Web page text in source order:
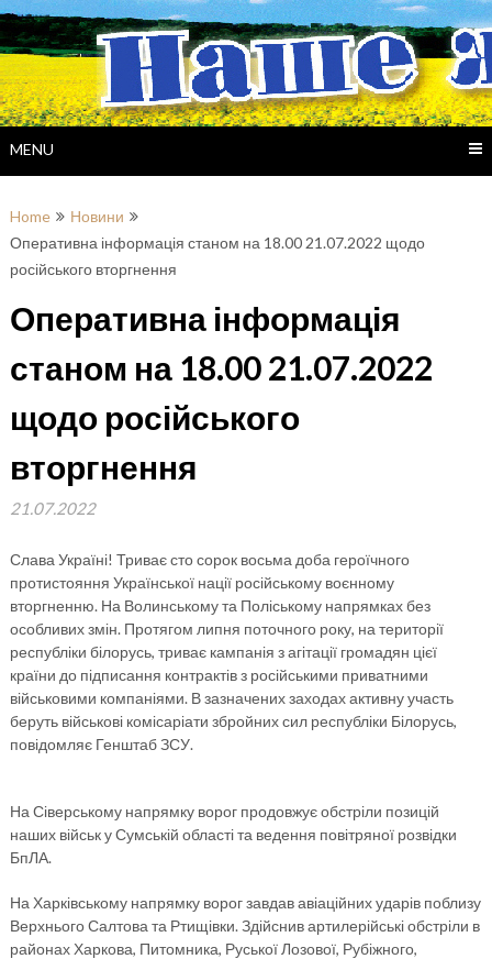
Skip
to
content
MENU
Home
Новини
Оперативна інформація станом на 18.00 21.07.2022 щодо
російського вторгнення
Оперативна інформація
станом на 18.00 21.07.2022
щодо російського
вторгнення
21.07.2022
Слава Україні! Триває сто сорок восьма доба героїчного
протистояння Української нації російському воєнному
вторгненню. На Волинському та Поліському напрямках без
особливих змін. Протягом липня поточного року, на території
республіки білорусь, триває кампанія з агітації громадян цієї
країни до підписання контрактів з російськими приватними
військовими компаніями. В зазначених заходах активну участь
беруть військові комісаріати збройних сил республіки Білорусь,
повідомляє Генштаб ЗСУ.
На Сіверському напрямку ворог продовжує обстріли позицій
наших військ у Сумській області та ведення повітряної розвідки
БпЛА.
На Харківському напрямку ворог завдав авіаційних ударів поблизу
Верхнього Салтова та Ртищівки. Здійснив артилерійські обстріли в
районах Харкова, Питомника, Руської Лозової, Рубіжного,